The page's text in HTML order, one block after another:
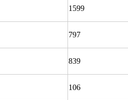
1599
797
839
106